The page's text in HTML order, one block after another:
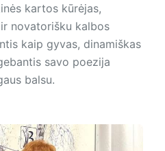
kartos kūrėjas,
novatorišku kalbos
kaip gyvas, dinamiškas
savo poezija
balsu.